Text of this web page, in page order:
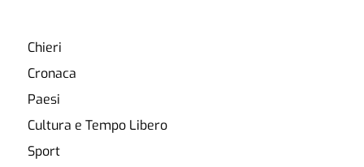
Chieri
Cronaca
Paesi
Cultura e Tempo Libero
Sport